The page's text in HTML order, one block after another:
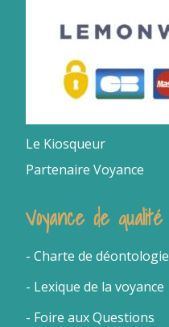
Le Kiosqueur
Partenaire Voyance
Voyance de qualité
- Charte de déontologie
- Lexique de la voyance
- Foire aux Questions